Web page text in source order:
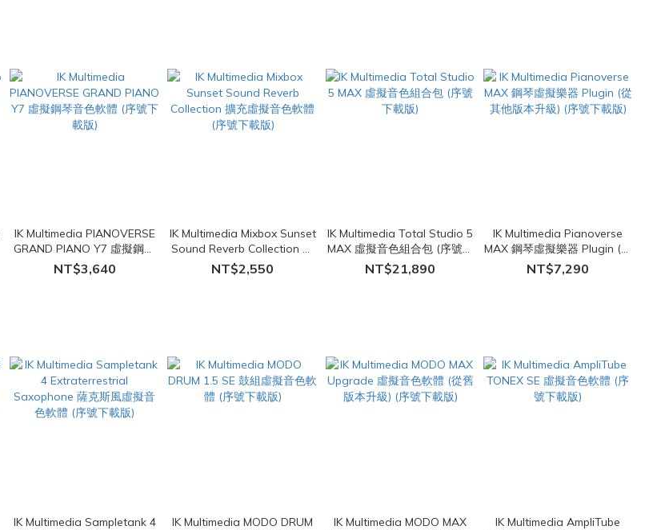
IK Multimedia PIANOVERSE
GRAND PIANO Y7 虛擬鋼琴
音色軟體 (序號下載版)
NT$3,640
IK Multimedia Mixbox Sunset
Sound Reverb Collection 擴
充虛擬音色軟體 (序號下載版)
NT$2,550
IK Multimedia Total Studio 5
MAX 虛擬音色組合包 (序號下
載版)
NT$21,890
IK Multimedia Pianoverse
MAX 鋼琴虛擬樂器 Plugin (從
其他版本升級) (序號下載版)
NT$7,290
IK Multimedia Sampletank 4
IK Multimedia MODO DRUM
IK Multimedia MODO MAX
IK Multimedia AmpliTube